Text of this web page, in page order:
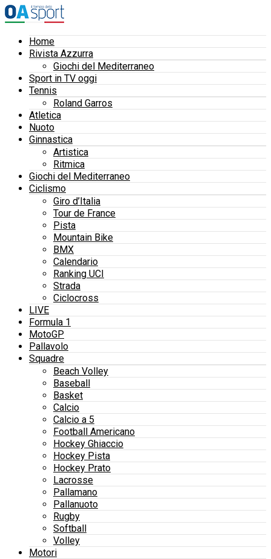
Home
Rivista Azzurra
Giochi del Mediterraneo
Sport in TV oggi
Tennis
Roland Garros
Atletica
Nuoto
Ginnastica
Artistica
Ritmica
Giochi del Mediterraneo
Ciclismo
Giro d’Italia
Tour de France
Pista
Mountain Bike
BMX
Calendario
Ranking UCI
Strada
Ciclocross
LIVE
Formula 1
MotoGP
Pallavolo
Squadre
Beach Volley
Baseball
Basket
Calcio
Calcio a 5
Football Americano
Hockey Ghiaccio
Hockey Pista
Hockey Prato
Lacrosse
Pallamano
Pallanuoto
Rugby
Softball
Volley
Motori